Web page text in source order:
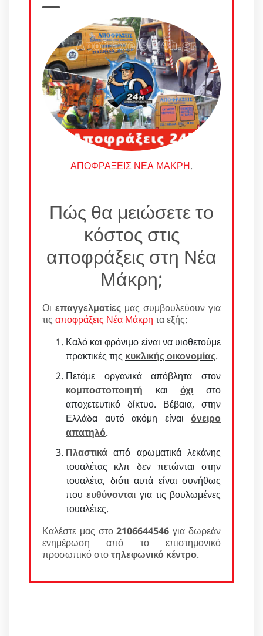
ΑΠΟΦΡΑΞΕΙΣ ΝΕΑ ΜΑΚΡΗ.
Πώς θα μειώσετε το
κόστος στις
αποφράξεις στη Νέα
Μάκρη;
Οι επαγγελματίες μας συμβουλεύουν για
τις αποφράξεις Νέα Μάκρη τα εξής:
Καλό και φρόνιμο είναι να υιοθετούμε
πρακτικές της κυκλικής οικονομίας.
Πετάμε οργανικά απόβλητα στον
κομποστοποιητή καιόχι στο
αποχετευτικό δίκτυο. Βέβαια, στην
Ελλάδα αυτό ακόμη είναι όνειρο
απατηλό.
Πλαστικά από αρωματικά λεκάνης
τουαλέτας κλπ δεν πετώνται στην
τουαλέτα, διότι αυτά είναι συνήθως
πουευθύνονται για τις βουλωμένες
τουαλέτες.
Καλέστε μας στο2106644546 για δωρεάν
ενημέρωση από το επιστημονικό
προσωπικό στοτηλεφωνικό κέντρο.